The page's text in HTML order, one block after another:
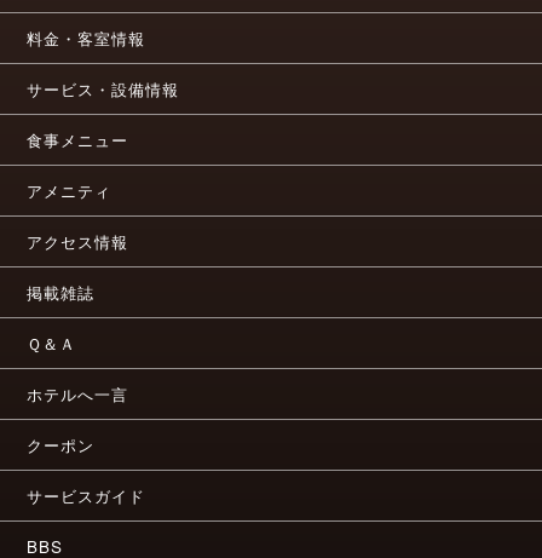
料金・客室情報
サービス・設備情報
食事メニュー
アメニティ
アクセス情報
掲載雑誌
Ｑ＆Ａ
ホテルへ一言
クーポン
サービスガイド
BBS